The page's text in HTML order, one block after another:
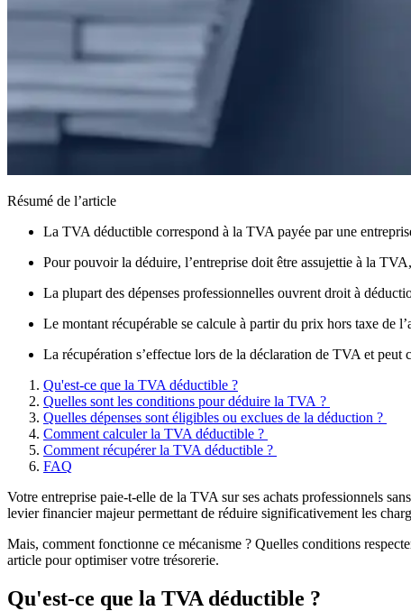
Résumé de l’article
La TVA déductible correspond à la TVA payée par une
Pour pouvoir la déduire, l’entreprise doit être assujettie à la
La plupart des dépenses professionnelles ouvrent droit à
Le montant récupérable se calcule à partir du prix hors taxe de
La récupération s’effectue lors de la déclaration de TVA et
Qu'est-ce que la TVA déductible ?
Quelles sont les conditions pour déduire la TVA ?
Quelles dépenses sont éligibles ou exclues de la déduction ?
Comment calculer la TVA déductible ?
Comment récupérer la TVA déductible ?
FAQ
Votre entreprise paie-t-elle de la TVA sur ses achats professionnels
levier financier majeur permettant de réduire significativement les
Mais, comment fonctionne ce mécanisme ? Quelles conditions
article pour optimiser votre trésorerie.
Qu'est-ce que la TVA déductible ?